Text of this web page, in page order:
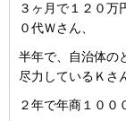
３ヶ月で１２０万
０代Ｗさん、
半年で、自治体の
尽力しているＫさ
２年で年商１００